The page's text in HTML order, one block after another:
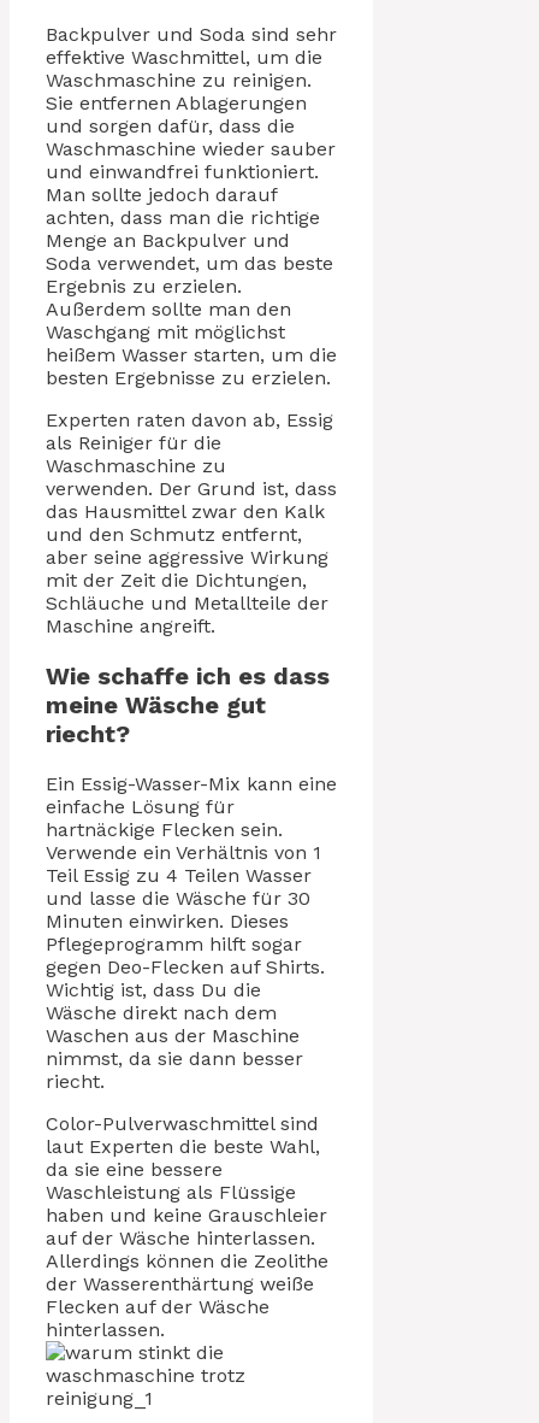
Backpulver und Soda sind sehr
effektive Waschmittel, um die
Waschmaschine zu reinigen.
Sie entfernen Ablagerungen
und sorgen dafür, dass die
Waschmaschine wieder sauber
und einwandfrei funktioniert.
Man sollte jedoch darauf
achten, dass man die richtige
Menge an Backpulver und
Soda verwendet, um das beste
Ergebnis zu erzielen.
Außerdem sollte man den
Waschgang mit möglichst
heißem Wasser starten, um die
besten Ergebnisse zu erzielen.
Experten raten davon ab, Essig
als Reiniger für die
Waschmaschine zu
verwenden. Der Grund ist, dass
das Hausmittel zwar den Kalk
und den Schmutz entfernt,
aber seine aggressive Wirkung
mit der Zeit die Dichtungen,
Schläuche und Metallteile der
Maschine angreift.
Wie schaffe ich es dass
meine Wäsche gut
riecht?
Ein Essig-Wasser-Mix kann eine
einfache Lösung für
hartnäckige Flecken sein.
Verwende ein Verhältnis von 1
Teil Essig zu 4 Teilen Wasser
und lasse die Wäsche für 30
Minuten einwirken. Dieses
Pflegeprogramm hilft sogar
gegen Deo-Flecken auf Shirts.
Wichtig ist, dass Du die
Wäsche direkt nach dem
Waschen aus der Maschine
nimmst, da sie dann besser
riecht.
Color-Pulverwaschmittel sind
laut Experten die beste Wahl,
da sie eine bessere
Waschleistung als Flüssige
haben und keine Grauschleier
auf der Wäsche hinterlassen.
Allerdings können die Zeolithe
der Wasserenthärtung weiße
Flecken auf der Wäsche
hinterlassen.